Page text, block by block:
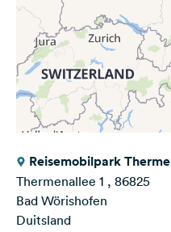
Reisemobilpark Therme
Thermenallee 1 , 86825
Bad Wörishofen
Duitsland